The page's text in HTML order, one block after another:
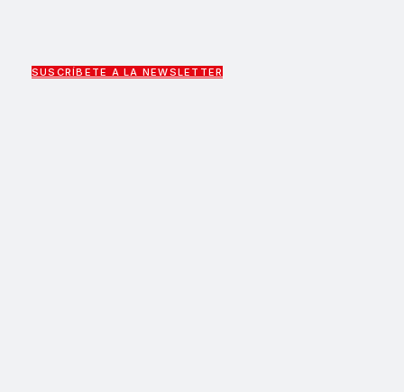
SUSCRÍBETE A LA NEWSLETTER